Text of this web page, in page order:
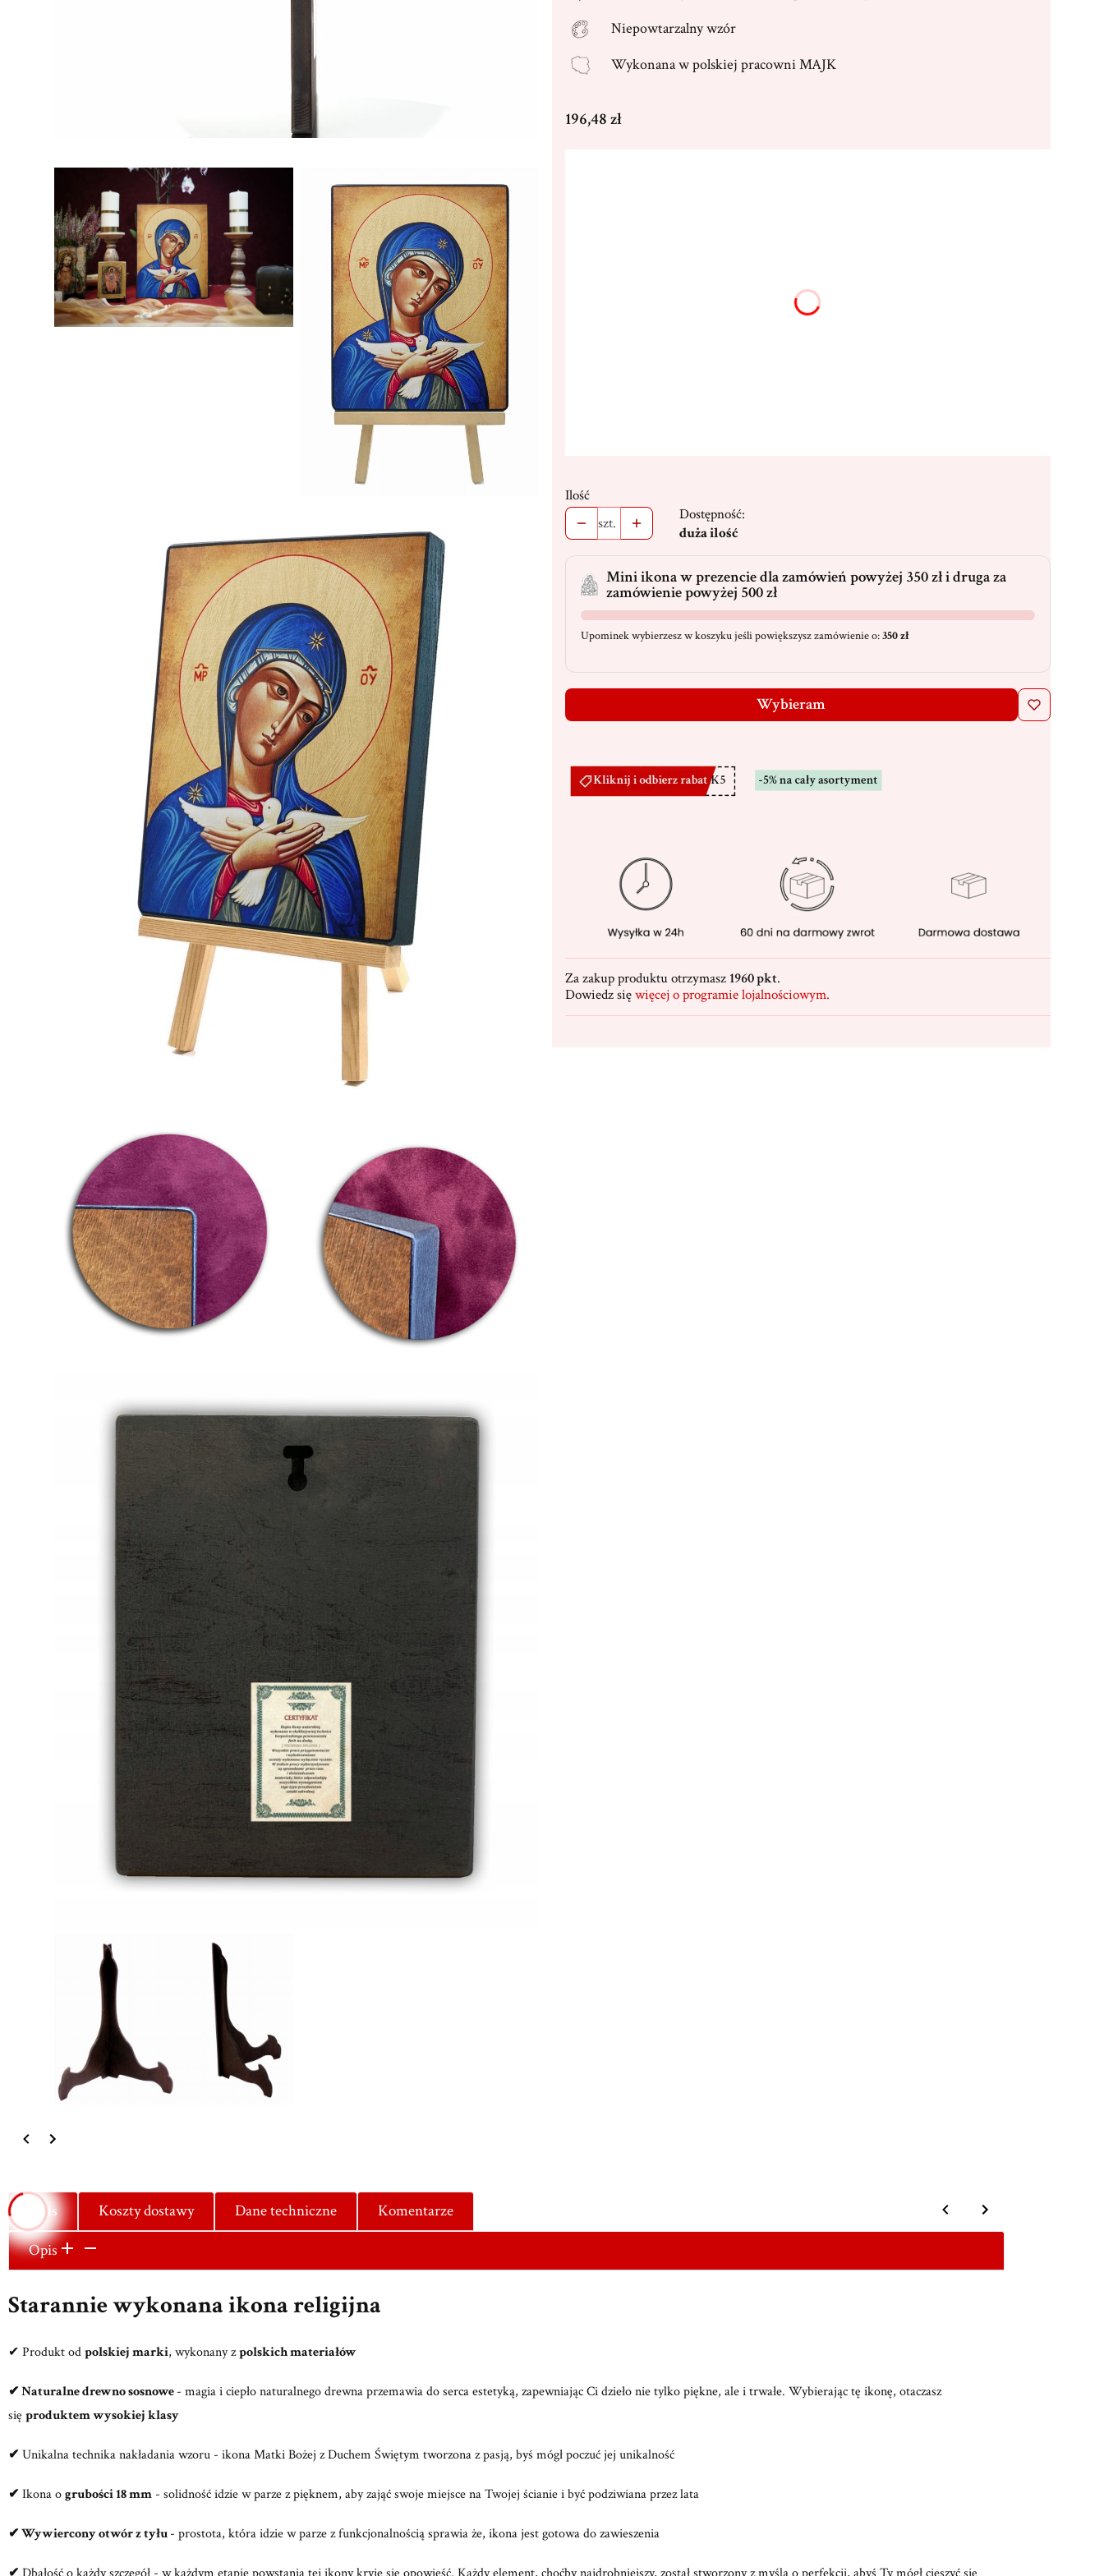
Niepowtarzalny wzór
Wykonana wpolskiej pracowni MAJK
Cena
196,48 zł
Opcjonalne
Ilość
szt.
Dostępność:
duża ilość
Mini ikona w prezencie dla zamówień powyżej 350 zł i druga za
zamówienie powyżej 500 zł
Upominek wybierzesz w koszyku jeśli powiększysz zamówienie o:350 zł
Wybieram
Za zakup produktu otrzymasz 1960 pkt.
Dowiedz sięwięcej o programie lojalnościowym.
Opis Koszty dostawy Dane techniczne
Komentarze
Opis
Starannie wykonana ikona religijna
✔ Produkt odpolskiej marki, wykonany zpolskich materiałów
✔ Naturalne drewno sosnowe- magia i ciepło naturalnego drewna przemawia do serca estetyką, zapewniając Ci dzieło nie tylko piękne, ale i trwałe. Wybierając tę ikonę, otaczasz
się produktem wysokiej klasy
✔ Unikalna technika nakładania wzoru - ikona Matki Bożej z Duchem Świętym tworzona z pasją, byś mógł poczuć jej unikalność
✔ Ikona ogrubości 18 mm- solidność idzie w parze z pięknem, aby zająć swoje miejsce na Twojej ścianie i być podziwiana przez lata
✔Wywiercony otwór z tyłu- prostota, która idzie w parze z funkcjonalnością sprawia że, ikona jest gotowa do zawieszenia